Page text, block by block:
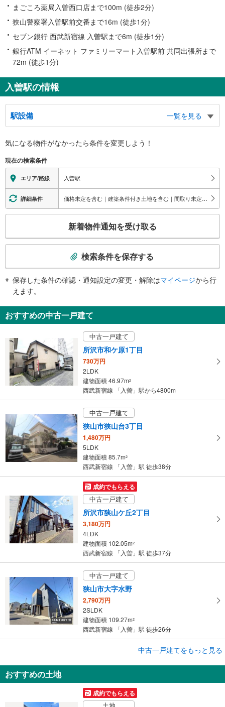
まごころ薬局入曽西口店まで100m (徒歩2分)
狭山警察署入曽駅前交番まで16m (徒歩1分)
セブン銀行 西武新宿線 入曽駅まで6m (徒歩1分)
銀行ATM イーネット ファミリーマート入曽駅前 共同出張所まで
72m (徒歩1分)
入曽駅の情報
駅設備
一覧を見る
※段差なしでの移動経路
地上⇔改札⇔ホーム：○
エレベータ
・各ホーム⇔改札
・改札⇔東口
・改札⇔西口
エスカレータ
・改札⇔東口
・改札⇔西口
《多機能トイレ》
・改札内
その他
・ＡＥＤ
気になる物件がなかったら条件を変更しよう！
現在の検索条件
エリア/路線 入曽駅
詳細条件 価格未定を含む｜建築条件付き土地を含む｜間取り未定を含む｜3階建て以上
検
知
を
け
取
る
・
条
マ
イ
ペ
ー
ジ
存
る
新着物件通知を受け取る
検索条件を保存する
保存した条件の確認・通知設定の変更・解除はマイページから行
えます。
おすすめの中古一戸建て
中古一戸建て
所沢市和ケ原1丁目
730万円
2LDK
建物面積 46.97m2
西武新宿線 「入曽」駅から4800m
中古一戸建て
狭山市狭山台3丁目
1,480万円
5LDK
建物面積 85.7m2
西武新宿線 「入曽」駅 徒歩38分
成約でもらえる
中古一戸建て
所沢市狭山ケ丘2丁目
3,180万円
4LDK
建物面積 102.05m2
西武新宿線 「入曽」駅 徒歩37分
中古一戸建て
狭山市大字水野
2,790万円
2SLDK
建物面積 109.27m2
西武新宿線 「入曽」駅 徒歩26分
狭山市大字北入曽
3LDK
建物面積 53.81m2
西武新宿線 「入曽」駅 徒歩16分
中古一戸建てをもっと見る
おすすめの土地
成約でもらえる